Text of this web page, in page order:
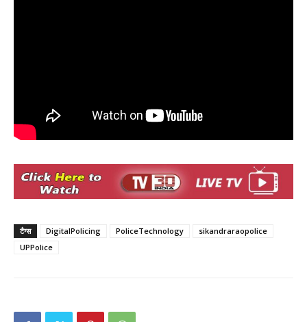
टैग्स DigitalPolicing PoliceTechnology
sikandraraopolice
UPPolice